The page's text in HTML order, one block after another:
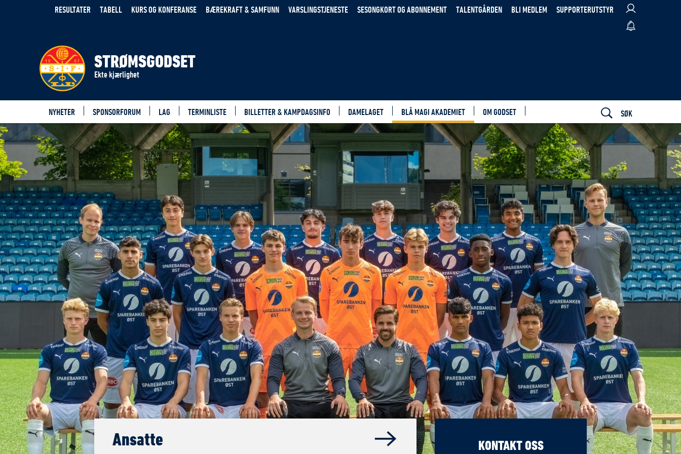
RESULTATER TABELL KURS OG KONFERANSE BÆREKRAFT & SAMFUNN VARSLINGSTJENESTE SESONGKORT OG ABONNEMENT TALENTGÅRDEN BLI MEDLEM SUPPORTERUTSTYR
STRØMSGODSET
Ekte kjærlighet
NYHETER SPONSORFORUM LAG TERMINLISTE BILLETTER & KAMPDAGSINFO DAMELAGET BLÅ MAGI AKADEMIET OM GODSET SØK
Ansatte KONTAKT OSS